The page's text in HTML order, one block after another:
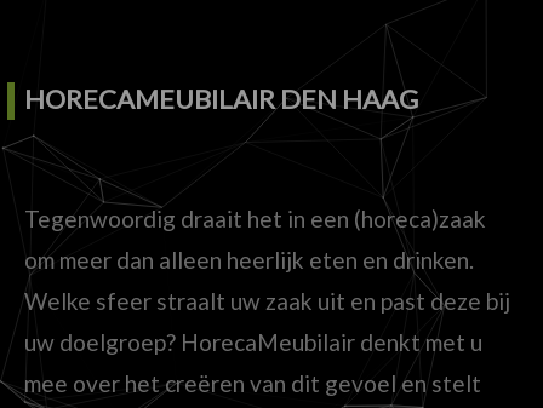
HORECAMEUBILAIR DEN HAAG
Tegenwoordig draait het in een (horeca)zaak
om meer dan alleen heerlijk eten en drinken.
Welke sfeer straalt uw zaak uit en past deze bij
uw doelgroep? HorecaMeubilair denkt met u
mee over het creëren van dit gevoel en stelt